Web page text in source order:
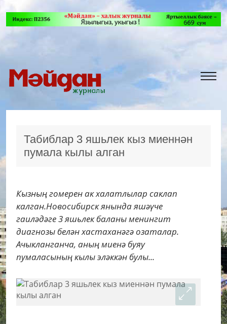
Табиблар 3 яшьлек кыз миеннән
пумала кылы алган
Кызның гомерен ак халатлылар саклап
калган.Новосибирск янында яшәүче
гаиләдәге 3 яшьлек баланы менингит
диагнозы белән хастаханәгә озаталар.
Ачыкланганча, аның миенә буяу
пумаласының кылы эләккән булы...